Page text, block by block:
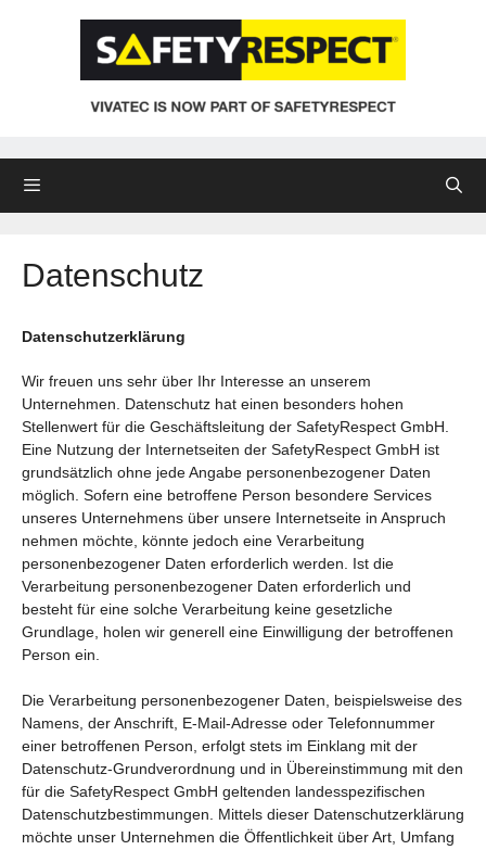
Datenschutz
Datenschutzerklärung
Wir freuen uns sehr über Ihr Interesse an unserem
Unternehmen. Datenschutz hat einen besonders hohen
Stellenwert für die Geschäftsleitung der SafetyRespect GmbH.
Eine Nutzung der Internetseiten der SafetyRespect GmbH ist
grundsätzlich ohne jede Angabe personenbezogener Daten
möglich. Sofern eine betroffene Person besondere Services
unseres Unternehmens über unsere Internetseite in Anspruch
nehmen möchte, könnte jedoch eine Verarbeitung
personenbezogener Daten erforderlich werden. Ist die
Verarbeitung personenbezogener Daten erforderlich und
besteht für eine solche Verarbeitung keine gesetzliche
Grundlage, holen wir generell eine Einwilligung der betroffenen
Person ein.
Die Verarbeitung personenbezogener Daten, beispielsweise des
Namens, der Anschrift, E-Mail-Adresse oder Telefonnummer
einer betroffenen Person, erfolgt stets im Einklang mit der
Datenschutz-Grundverordnung und in Übereinstimmung mit den
für die SafetyRespect GmbH geltenden landesspezifischen
Datenschutzbestimmungen. Mittels dieser Datenschutzerklärung
möchte unser Unternehmen die Öffentlichkeit über Art, Umfang